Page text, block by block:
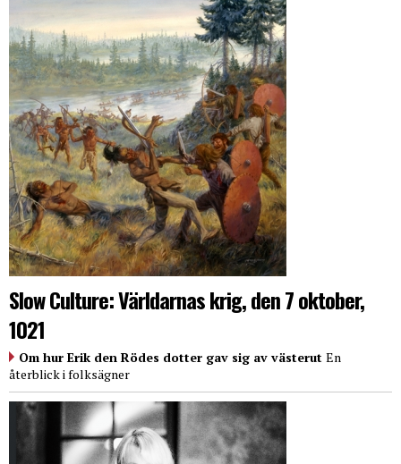
Slow Culture: Världarnas krig, den 7 oktober,
1021
Om hur Erik den Rödes dotter gav sig av västerut En
återblick i folksägner